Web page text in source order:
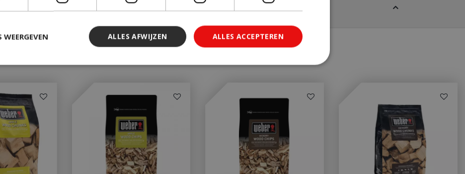
ALLES ACCEPTEREN
ALLES AFWIJZEN
WEERGEVEN
cookies maken de kernfunctionaliteiten van de website mogelijk, zoals gebruikersaanmelding en
De website kan niet goed worden gebruikt zonder de strikt noodzakelijke cookies.
Vervaldatum
29 minuten 59
seconden
Deze cookie wordt gebruikt om onderscheid te
maken tussen mensen en bots. Dit is gunstig
voor de website, om geldige rapporten te
kunnen maken over het gebruik van hun